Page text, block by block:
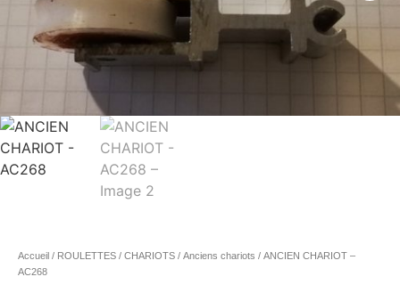
Accueil / ROULETTES / CHARIOTS / Anciens chariots / ANCIEN CHARIOT –
AC268